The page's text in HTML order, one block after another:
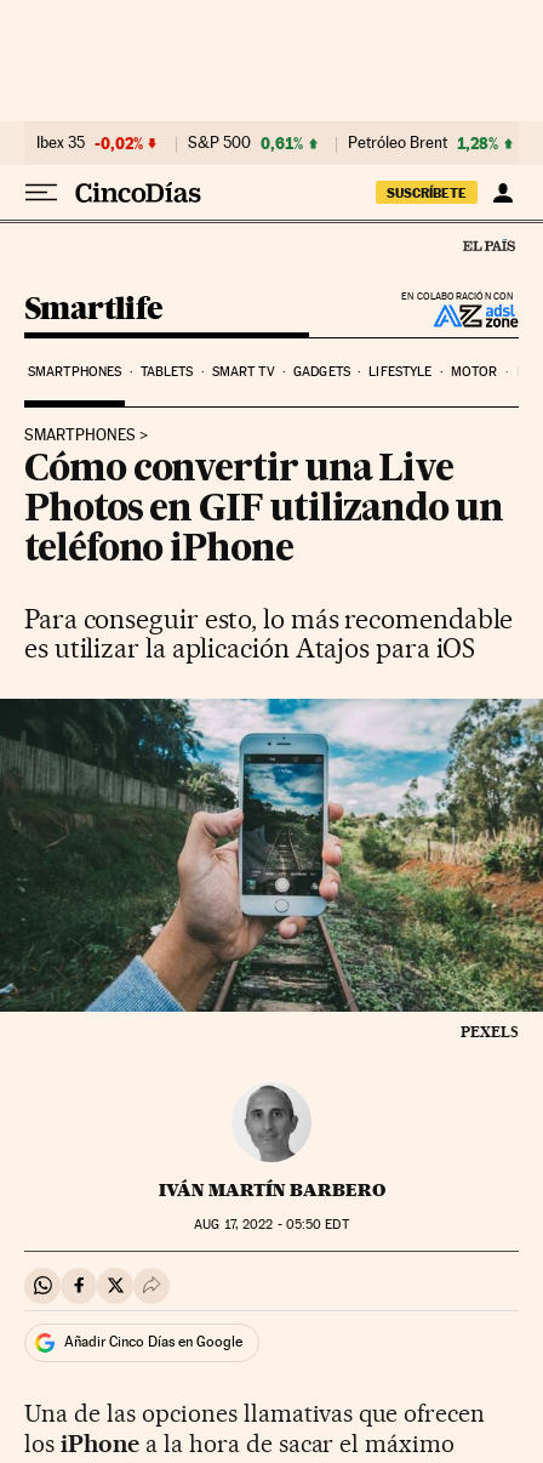
Ibex 35 -0,02% S&P 500 0,61% Petróleo Brent 1,28%
SUSCRÍBETE
EN COLABORACIÓN CON
Smartlife
SMARTPHONES TABLETS SMART TV GADGETS LIFESTYLE MOTOR
SMARTPHONES
Cómo convertir una Live
Photos en GIF utilizando un
teléfono iPhone
Para conseguir esto, lo más recomendable
es utilizar la aplicación Atajos para iOS
PEXELS
IVÁN MARTÍN BARBERO
AUG 17, 2022 - 05:50 EDT
Compartir en Whatsapp
Compartir en Facebook
Compartir en Twitter
Desplegar Redes Sociales
Añadir Cinco Días en Google
Una de las opciones llamativas que ofrecen
los iPhonea la hora de sacar el máximo